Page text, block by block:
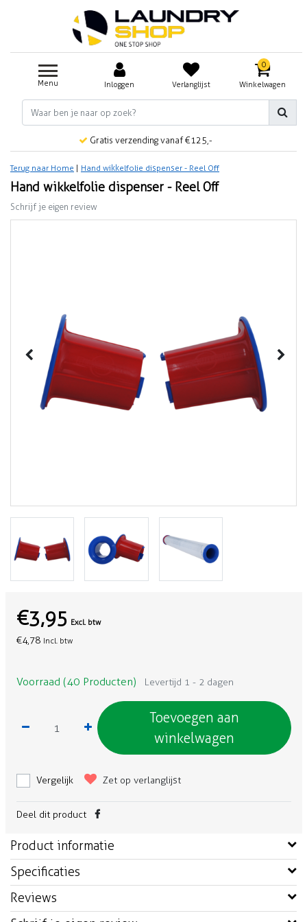
Menu Inloggen Verlanglijst
0
Winkelwagen
Gratis verzending vanaf €125,-
Terug naar Home Hand wikkelfolie dispenser - Reel Off
Hand wikkelfolie dispenser - Reel Off
Schrijf je eigen review
€3,95 Excl. btw
€4,78 Incl. btw
Voorraad (40 Producten) Levertijd 1 - 2 dagen
Toevoegen aan
winkelwagen
Vergelijk Zet op verlanglijst
Deel dit product
Product informatie
Specificaties
Reviews